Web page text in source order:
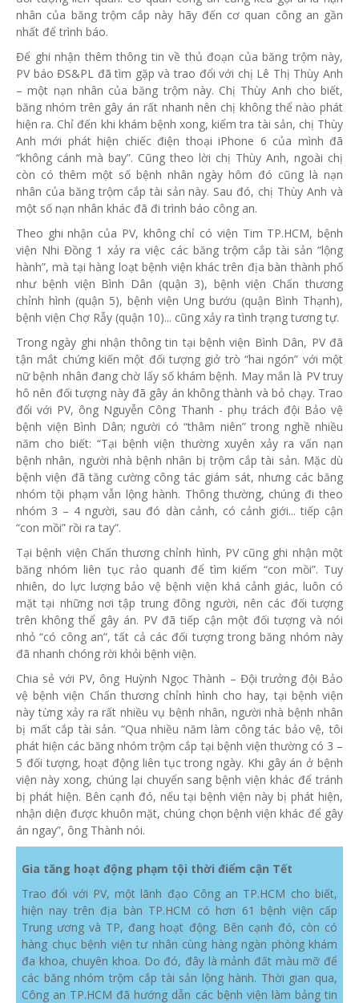
nhân của băng trộm cắp này hãy đến cơ quan công an gần
nhất để trình báo.
Để ghi nhận thêm thông tin về thủ đoạn của băng trộm này,
PV báo ĐS&PL đã tìm gặp và trao đổi với chị Lê Thị Thùy Anh
– một nạn nhân của băng trộm này. Chị Thùy Anh cho biết,
băng nhóm trên gây án rất nhanh nên chị không thể nào phát
hiện ra. Chỉ đến khi khám bệnh xong, kiểm tra tài sản, chị Thùy
Anh mới phát hiện chiếc điện thoại iPhone 6 của mình đã
“không cánh mà bay”. Cũng theo lời chị Thùy Anh, ngoài chị
còn có thêm một số bệnh nhân ngày hôm đó cũng là nạn
nhân của băng trộm cắp tài sản này. Sau đó, chị Thùy Anh và
một số nạn nhân khác đã đi trình báo công an.
Theo ghi nhận của PV, không chỉ có viện Tim TP.HCM, bệnh
viện Nhi Đồng 1 xảy ra việc các băng trộm cắp tài sản “lộng
hành”, mà tại hàng loạt bệnh viện khác trên địa bàn thành phố
như bệnh viện Bình Dân (quận 3), bệnh viện Chấn thương
chỉnh hình (quận 5), bệnh viện Ung bướu (quận Bình Thạnh),
bệnh viện Chợ Rẫy (quận 10)... cũng xảy ra tình trạng tương tự.
Trong ngày ghi nhận thông tin tại bệnh viện Bình Dân, PV đã
tận mắt chứng kiến một đối tượng giở trò “hai ngón” với một
nữ bệnh nhân đang chờ lấy số khám bệnh. May mắn là PV truy
hô nên đối tượng này đã gây án không thành và bỏ chạy. Trao
đổi với PV, ông Nguyễn Công Thanh - phụ trách đội Bảo vệ
bệnh viện Bình Dân; người có “thâm niên” trong nghề nhiều
năm cho biết: “Tại bệnh viện thường xuyên xảy ra vấn nạn
bệnh nhân, người nhà bệnh nhân bị trộm cắp tài sản. Mặc dù
bệnh viện đã tăng cường công tác giám sát, nhưng các băng
nhóm tội phạm vẫn lộng hành. Thông thường, chúng đi theo
nhóm 3 – 4 người, sau đó dàn cảnh, có cảnh giới... tiếp cận
“con mồi” rồi ra tay”.
Tại bệnh viện Chấn thương chỉnh hình, PV cũng ghi nhận một
băng nhóm liên tục rảo quanh để tìm kiếm “con mồi”. Tuy
nhiên, do lực lượng bảo vệ bệnh viện khá cảnh giác, luôn có
mặt tại những nơi tập trung đông người, nên các đối tượng
trên không thể gây án. PV đã tiếp cận một đối tượng và nói
nhỏ “có công an”, tất cả các đối tượng trong băng nhóm này
đã nhanh chóng rời khỏi bệnh viện.
Chia sẻ với PV, ông Huỳnh Ngọc Thành – Đội trưởng đội Bảo
vệ bệnh viện Chấn thương chỉnh hình cho hay, tại bệnh viện
này từng xảy ra rất nhiều vụ bệnh nhân, người nhà bệnh nhân
bị mất cắp tài sản. “Qua nhiều năm làm công tác bảo vệ, tôi
phát hiện các băng nhóm trộm cắp tại bệnh viện thường có 3 –
5 đối tượng, hoạt động liên tục trong ngày. Khi gây án ở bệnh
viện này xong, chúng lại chuyển sang bệnh viện khác để tránh
bị phát hiện. Bên cạnh đó, nếu tại bệnh viện này bị phát hiện,
nhận diện được khuôn mặt, chúng chọn bệnh viện khác để gây
án ngay”, ông Thành nói.
Gia tăng hoạt động phạm tội thời điểm cận Tết
Trao đổi với PV, một lãnh đạo Công an TP.HCM cho biết,
hiện nay trên địa bàn TP.HCM có hơn 61 bệnh viện cấp
Trung ương và TP, đang hoạt động. Bên cạnh đó, còn có
hàng chục bệnh viện tư nhân cùng hàng ngàn phòng khám
đa khoa, chuyên khoa. Do đó, đây là mảnh đất màu mỡ để
các băng nhóm trộm cắp tài sản lộng hành. Thời gian qua,
Công an TP.HCM đã hướng dẫn các bệnh viện làm bảng tin